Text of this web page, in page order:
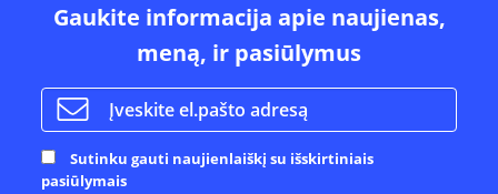
Gaukite informacija apie naujienas,
meną, ir pasiūlymus
Sutinku gauti naujienlaiškį su išskirtiniais
pasiūlymais